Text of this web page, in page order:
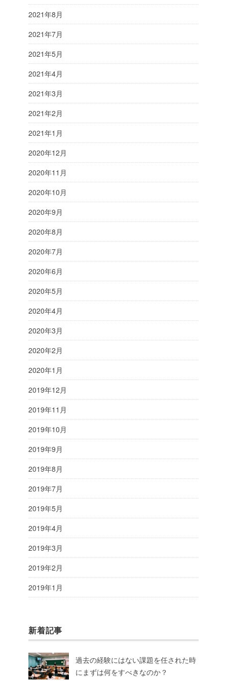
2021年8月
2021年7月
2021年5月
2021年4月
2021年3月
2021年2月
2021年1月
2020年12月
2020年11月
2020年10月
2020年9月
2020年8月
2020年7月
2020年6月
2020年5月
2020年4月
2020年3月
2020年2月
2020年1月
2019年12月
2019年11月
2019年10月
2019年9月
2019年8月
2019年7月
2019年5月
2019年4月
2019年3月
2019年2月
2019年1月
新着記事
過去の経験にはない課題を任された時
にまずは何をすべきなのか？